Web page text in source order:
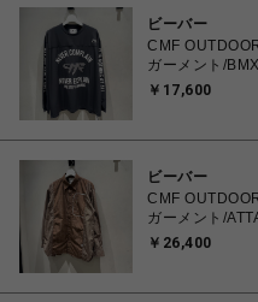
ビーバー
CMF
ガーメント/
￥17,600
ビーバー
CMF
ガーメント/
￥26,400